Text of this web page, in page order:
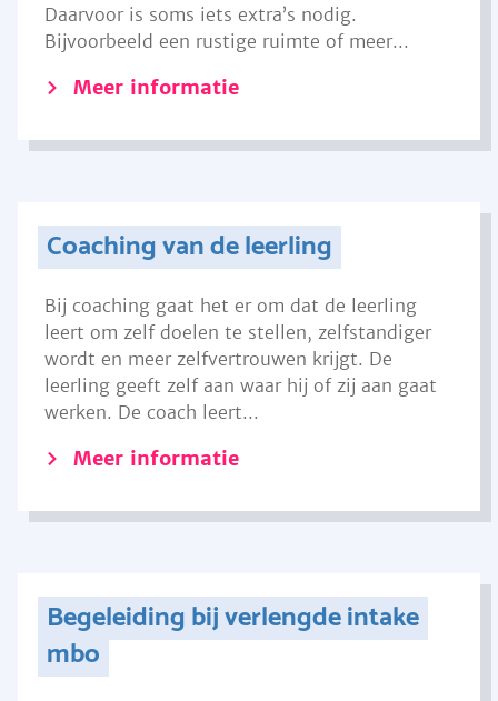
Daarvoor is soms iets extra’s nodig.
Bijvoorbeeld een rustige ruimte of meer...
Meer informatie
Coaching van de leerling
Bij coaching gaat het er om dat de leerling
leert om zelf doelen te stellen, zelfstandiger
wordt en meer zelfvertrouwen krijgt. De
leerling geeft zelf aan waar hij of zij aan gaat
werken. De coach leert...
Meer informatie
Begeleiding bij verlengde intake
mbo